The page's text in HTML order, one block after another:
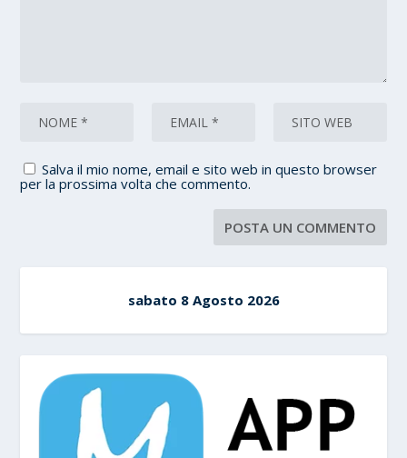
Salva il mio nome, email e sito web in questo browser
per la prossima volta che commento.
sabato 8 Agosto 2026